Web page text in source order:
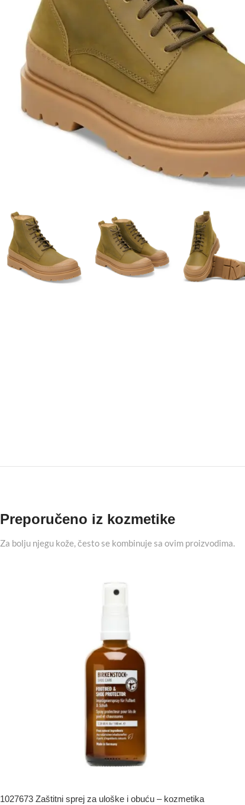
Preporučeno iz kozmetike
Za bolju njegu kože, često se kombinuje sa ovim proizvodima.
1027673 Zaštitni sprej za uloške i obuću – kozmetika